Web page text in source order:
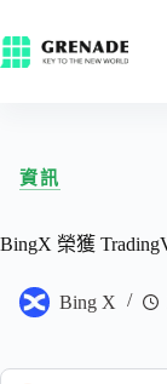
資訊
BingX 榮獲
Bing X